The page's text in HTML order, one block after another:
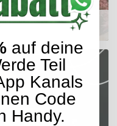
auf deine
Teil
Kanals
Code
Handy.